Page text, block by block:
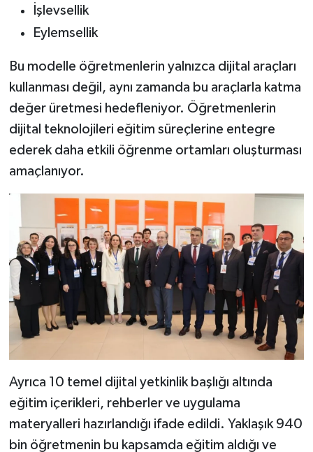
İşlevsellik
Eylemsellik
Bu modelle öğretmenlerin yalnızca dijital araçları
kullanması değil, aynı zamanda bu araçlarla katma
değer üretmesi hedefleniyor. Öğretmenlerin
dijital teknolojileri eğitim süreçlerine entegre
ederek daha etkili öğrenme ortamları oluşturması
amaçlanıyor.
Ayrıca 10 temel dijital yetkinlik başlığı altında
eğitim içerikleri, rehberler ve uygulama
materyalleri hazırlandığı ifade edildi. Yaklaşık 940
bin öğretmenin bu kapsamda eğitim aldığı ve